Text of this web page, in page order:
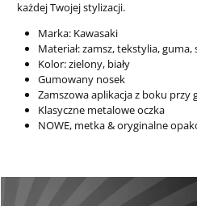
każdej Twojej stylizacji.
Marka: Kawasaki
Materiał: zamsz, tekstylia,
Kolor: zielony, biały
Gumowany nosek
Zamszowa aplikacja z boku
Klasyczne metalowe oczka
NOWE, metka & oryginalne